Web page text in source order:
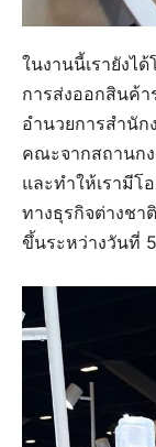
ในงานนี้เรายังไ
การส่งออกสินค้
อำนวยการสำนัก
คณะจากสถานก
และทำให้เรามีโ
ทางธุรกิจต่างชา
ขึ้นระหว่างวันที่